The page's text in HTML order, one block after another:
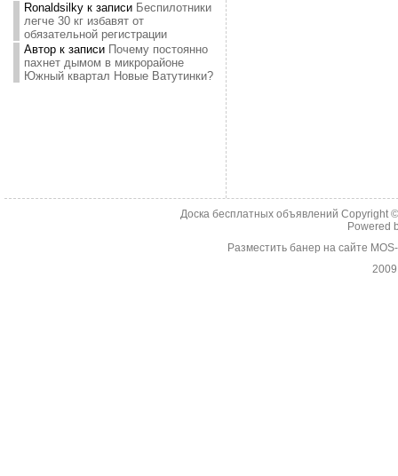
Ronaldsilkyк записи Беспилотники
легче 30 кг избавят от
обязательной регистрации
Авторк записи Почему постоянно
пахнет дымом в микрорайоне
Южный квартал Новые Ватутинки?
Доска бесплатных объявлений Copyright
Powered
Разместить банер на сайте